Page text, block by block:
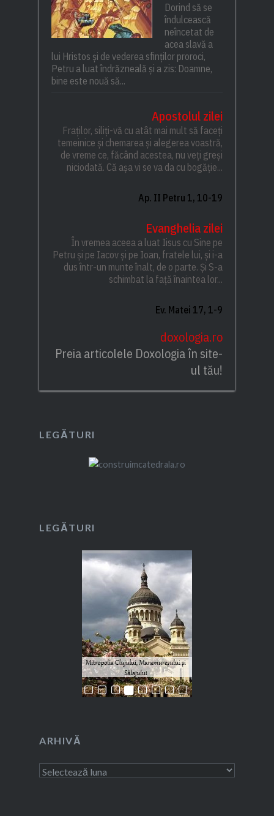
Dorind să se
îndulcească
neîncetat de
acea slavă a
lui Hristos și de vederea sfinților proroci,
Petru a luat îndrăzneală și a zis: Doamne,
bine este nouă să...
Apostolul zilei
Fraților, siliți-vă cu atât mai mult să faceți
temeinice și chemarea și alegerea voastră,
de vreme ce, făcând acestea, nu veți greși
niciodată. Că așa vi se va da cu bogăție...
Ap. II Petru 1, 10-19
Evanghelia zilei
În vremea aceea a luat Iisus cu Sine pe
Petru și pe Iacov și pe Ioan, fratele lui, și i-a
dus într-un munte înalt, de o parte. Și S-a
schimbat la față înaintea lor...
Ev. Matei 17, 1-9
doxologia.ro
Preia articolele Doxologia în site-
ul tău!
LEGĂTURI
LEGĂTURI
ARHIVĂ
Arhivă